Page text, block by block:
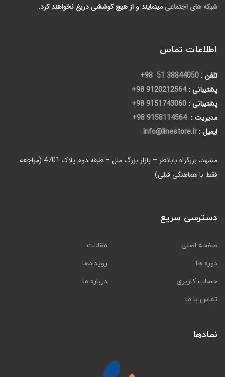
شبکه های اجتماعی مینمایند و از هیچ کوششی دریغ نخواهند کرد.
اطلاعات تماس
تلفن : 38844050 51 98+
پشتیبانی : 9120212564 98+
پشتیبانی : 9151743060 98+
مدیریت : 9158114564 98+
ایمیل : info@linestore.ir
مشهد، بزرگراه بابانظر – بازار بزرگ ملل – طبقه دوم پلاک 4701 (مراجعه
فقط با هماهنگی قبلی)
دسترسی سریع
صفحه اصلی
مقالات
دوره ها
رویدادها
حساب کاربری
درباره ما
تماس با ما
نمادها